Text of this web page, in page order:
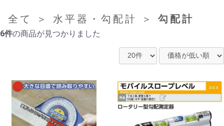
全て ＞ 水平器・勾配計 ＞ 勾配計
6件の商品が見つかりました